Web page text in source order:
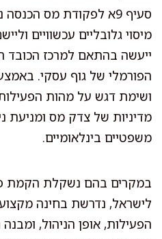
סעיף 9א לפקודת מס
מיסוי גלובליים עכשוויים
ייעשה בהתאם למרכז הכובד
הפורמלי של גוף עסקי.
ושימת דגש על מהות
מדיניות של צדק מס ומניעת
משפטיים בינלאומיים.
במקרים בהם נשקלת הקמת
לישראל, נדרשת בחינה
הפעילות, אופן הניהול,